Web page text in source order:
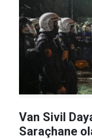
Van Sivil
Saraçhane